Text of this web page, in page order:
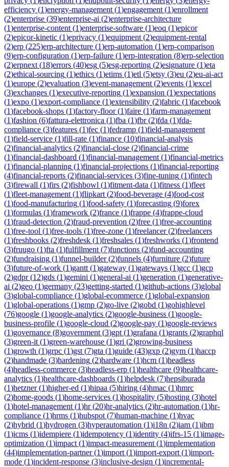
efficiency (1)energy-management (1)engagement (1)enrollment
(2)enterprise (39)enterprise-ai (2)enterprise-architecture
(1)enterprise-content (1)enterprise-software (1)eoq (1)epicor
(2)epicor-kinetic (1)eprivacy (1)equipment (2)equipment-rental
(2)erp (225)erp-architecture (1)erp-automation (1)erp-comparison
(9)erp-configuration (1)erp-failure (1)erp-integration (8)erp-selection
(2)erpnext (18)errors (40)esg (5)esg-reporting (2)esignature (1)eta
(2)ethical-sourcing (1)ethics (1)etims (1)etl (5)etsy (3)eu (2)eu-ai-act
(1)europe (2)evaluation (3)event-management (2)events (1)excel
(3)exchanges (1)executive-reporting (1)expansion (1)expectations
(1)expo (1)export-compliance (1)extensibility (2)fabric (1)facebook
(1)facebook-shops (1)factory-floor(1)faire (1)farm-management
(1)fashion (6)fattura-elettronica (1)fba (1)fbr(2)fda (1)fda-
compliance (3)features (1)fec (1)fedramp (1)field-management
(1)field-service (1)fill-rate (1)finance (10)financial-analysis
(2)financial-analytics (2)financial-close (2)financial-crime
(1)financial-dashboard (1)financial-management (1)financial-metrics
(1)financial-planning (1)financial-projections (1)financial-reporting
(4)financial-reports (2)financial-services (3)fine-tuning (1)fintech
(3)firewall (1)firs (2)fishbowl (1)fitment-data (1)fitness (1)fleet
(1)fleet-management (1)flipkart (2)food-beverage (4)food-cost
(1)food-manufacturing (1)food-safety (1)forecasting (9)forex
(1)formulas (1)framework (2)france (1)frappe (4)frappe-cloud
(1)fraud-detection (2)fraud-prevention (2)free (1)free-accounting
(1)free-tool (1)free-tools (1)free-zone (1)freelancer(2)freelancers
(1)freshbooks (2)freshdesk (1)freshsales (1)freshworks (1)frontend
(3)fruugo (1)fta (1)fulfillment (7)functions (2)fund-accounting
(2)fundraising (1)funnel-builder(2)funnels (4)furniture (2)future
(3)future-of-work (1)gantt (1)gateway (1)gateways (1)gcc (1)gcp
(2)gdpr(12)gds (1)gemini (1)general-ai (1)generation (1)generative-
ai (2)geo (1)germany (23)getting-started (1)github-actions (3)global
(3)global-compliance (1)global-ecommerce (1)global-expansion
(1)global-operations (1)gmp (2)go-live (2)gobd (1)gohighlevel
(76)google (1)google-analytics (2)google-business (1)google-
business-profile (1)google-cloud (2)google-pay (1)google-reviews
(1)governance (8)government (3)gpt (1)grafana (1)grants (2)graphql
(3)green-it (1)green-warehouse (1)gri (2)growing-business
(1)growth (1)grpc (1)gst (7)gta (1)guide (43)gxp (2)gym (1)haccp
(2)handmade (3)hardening (2)hardware (1)hcm (1)headless
(4)headless-commerce (3)headless-erp (1)healthcare (9)healthcare-
analytics (1)healthcare-dashboards (1)helpdesk (7)hepsiburada
(1)hetzner(1)higher-ed (1)hipaa (5)hiring (4)hmac (1)hmrc
(2)home-goods (1)home-services (1)hospitality (5)hosting (3)hotel
(1)hotel-management (1)hr(20)hr-analytics (2)hr-automation (1)hr-
compliance (1)hrms (1)hubspot (7)human-machine (1)hvac
(2)hybrid (1)hydrogen (3)hyperautomation (1)i18n (2)iam (1)ibm
(1)icms (1)idempiere (1)idempotency (1)identity (4)ifrs-15 (1)image-
optimization (1)impact (1)impact-measurement (1)implementation
(44)implementation-partner(1)import (1)import-export (1)import-
mode (1)incident-response (3)inclusive-design (1)incremental-